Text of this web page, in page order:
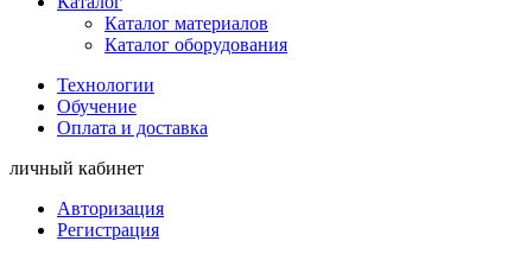
Каталог материалов
Каталог оборудования
Технологии
Обучение
Оплата и доставка
личный кабинет
Авторизация
Регистрация